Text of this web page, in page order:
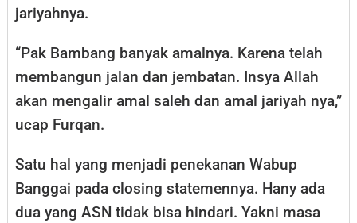
jariyahnya.
“Pak Bambang banyak amalnya. Karena telah
membangun jalan dan jembatan. Insya Allah
akan mengalir amal saleh dan amal jariyah nya,”
ucap Furqan.
Satu hal yang menjadi penekanan Wabup
Banggai pada closing statemennya. Hany ada
dua yang ASN tidak bisa hindari. Yakni masa